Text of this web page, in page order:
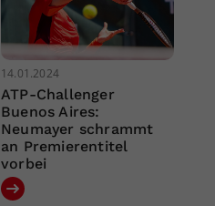
14.01.2024
ATP-Challenger
Buenos Aires:
Neumayer schrammt
an Premierentitel
vorbei